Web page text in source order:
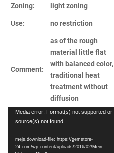
Zoning: light zoning
Use: no restriction
Comment:
as of the rough
material
little flat
with balanced color,
traditional
heat
treatmentwithout
diffusion
Video
Player
Media error: Format(s) not supported or
source(s) not found
mejs.download-file: https://gemstore-
24.com/wp-content/uploads/2016/02/Mein-